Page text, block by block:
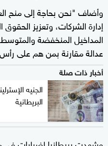
وأضاف "نحن بحاجة إلى منح
إدارة الشركات، وتعزيز
المداخيل المنخفضة
عدالة مقارنة بمن هم على
أخبار ذات صلة
الجنيه
البريطانية